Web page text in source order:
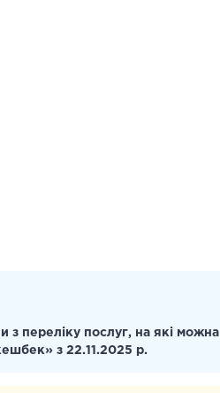
з переліку послуг, на які можна
з 22.11.2025 р.